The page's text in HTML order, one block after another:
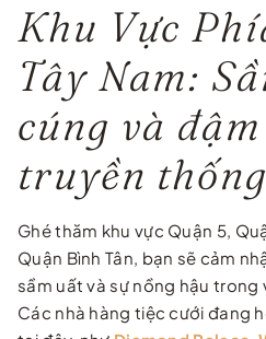
Khu Vực
Tây Nam:
cúng và
truyền thống
Ghé thăm khu vực Quận 5,
Quận Bình Tân, bạn sẽ cảm
sầm uất và sự nồng hậu trong
Các nhà hàng tiệc cưới đang